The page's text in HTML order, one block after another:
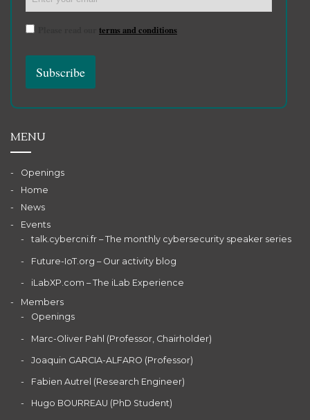
terms and conditions
MENU
Openings
Home
News
Events
talk.cybercni.fr – The monthly cybersecurity speaker series
Future-IoT.org – Our activity blog
iLabXP.com – The iLab Experience
Members
Openings
Marc-Oliver Pahl (Professor, Chairholder)
Joaquin GARCIA-ALFARO (Professor)
Fabien Autrel (Research Engineer)
Hugo BOURREAU (PhD Student)